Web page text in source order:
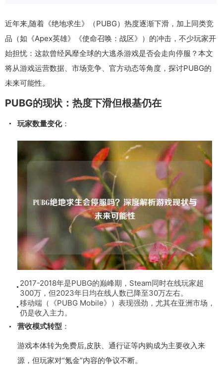
近年来,随着《绝地求生》（PUBG）热度逐渐下滑，加上同类竞
品（如《Apex英雄》《使命召唤：战区》）的冲击，不少玩家开
始担忧：这款曾经风靡全球的大逃杀游戏是否会走向停服？本文
将从游戏运营数据、市场竞争、官方动态等角度，探讨PUBG的
未来可能性。
PUBG的现状：热度下滑但根基仍在
玩家数量变化：
2017-2018年是PUBG的巅峰期，Steam同时在线玩家超
300万，但2023年日均在线人数已降至30万左右。
移动端（《PUBG Mobile》）表现强劲，尤其在亚洲市场，
仍是收入主力。
营收模式转型 ：
游戏本体转为免费后,皮肤、通行证等内购成为主要收入来
源，但玩家对“氪金”内容的争议不断。